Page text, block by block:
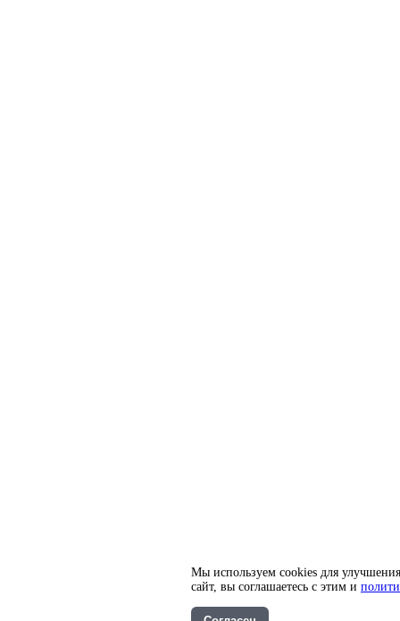
Мы используем cookies для
сайт, вы соглашаетесь с этим и